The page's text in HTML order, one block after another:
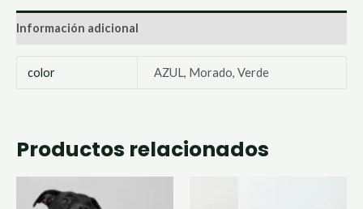
Información adicional
color AZUL, Morado, Verde
Productos relacionados